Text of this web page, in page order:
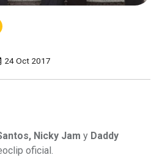
24 Oct 2017
Nicky Jamy Daddy
oficial.